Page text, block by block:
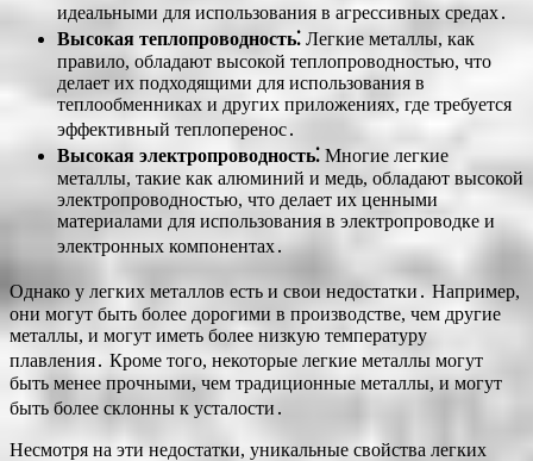
идеальными для использования в агрессивных средах․
Высокая теплопроводность⁚ Легкие металлы, как
правило, обладают высокой теплопроводностью, что
делает их подходящими для использования в
теплообменниках и других приложениях, где требуется
эффективный теплоперенос․
Высокая электропроводность⁚ Многие легкие
металлы, такие как алюминий и медь, обладают высокой
электропроводностью, что делает их ценными
материалами для использования в электропроводке и
электронных компонентах․
Однако у легких металлов есть и свои недостатки․ Например,
они могут быть более дорогими в производстве, чем другие
металлы, и могут иметь более низкую температуру
плавления․ Кроме того, некоторые легкие металлы могут
быть менее прочными, чем традиционные металлы, и могут
быть более склонны к усталости․
Несмотря на эти недостатки, уникальные свойства легких